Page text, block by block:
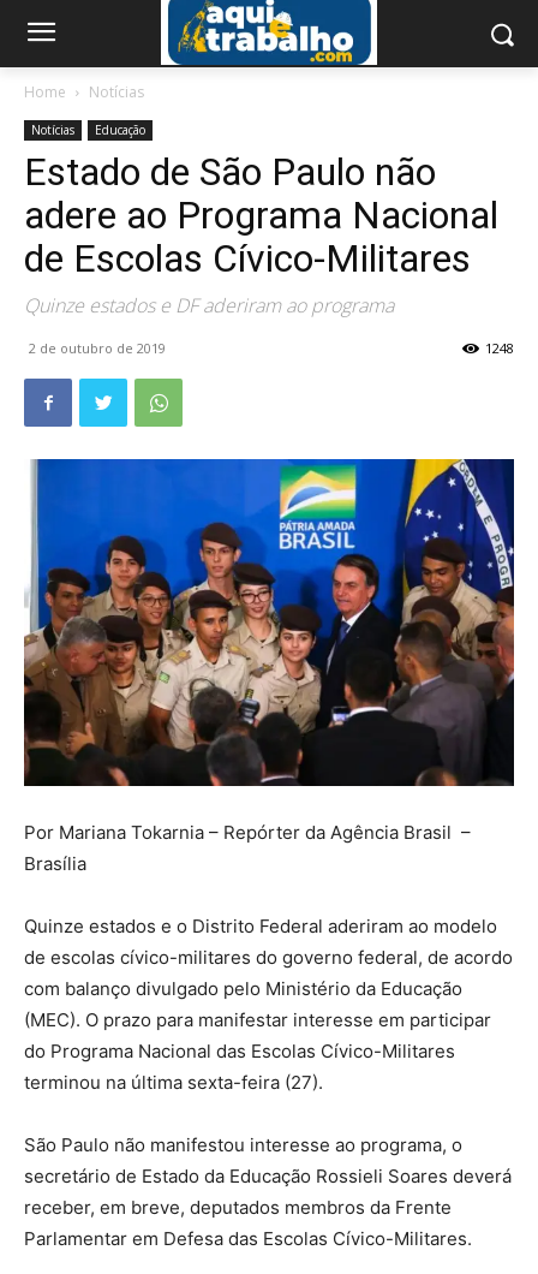
Home Notícias
Notícias Educação
Estado de São Paulo não
adere ao Programa Nacional
de Escolas Cívico-Militares
Quinze estados e DF aderiram ao programa
2 de outubro de 2019 1248
Por Mariana Tokarnia – Repórter da Agência Brasil –
Brasília
Quinze estados e o Distrito Federal aderiram ao modelo
de escolas cívico-militares do governo federal, de acordo
com balanço divulgado pelo Ministério da Educação
(MEC). O prazo para manifestar interesse em participar
do Programa Nacional das Escolas Cívico-Militares
terminou na última sexta-feira (27).
São Paulo não manifestou interesse ao programa, o
secretário de Estado da Educação Rossieli Soares deverá
receber, em breve, deputados membros da Frente
Parlamentar em Defesa das Escolas Cívico-Militares.